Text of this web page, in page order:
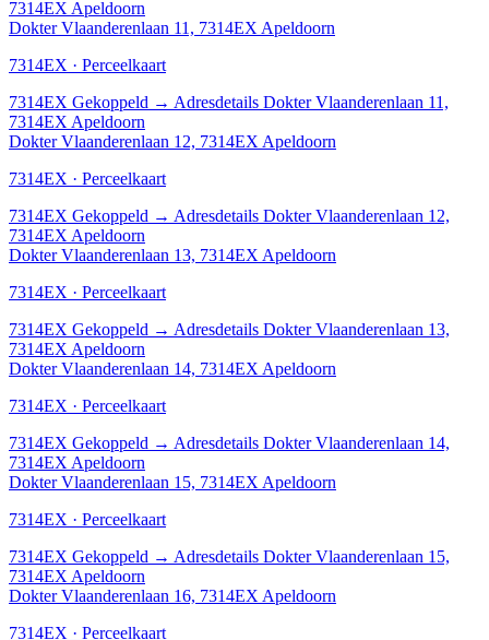
7314EX Apeldoorn
Dokter Vlaanderenlaan 11, 7314EX Apeldoorn
7314EX · Perceelkaart
7314EX Gekoppeld → Adresdetails Dokter Vlaanderenlaan 11,
7314EX Apeldoorn
Dokter Vlaanderenlaan 12, 7314EX Apeldoorn
7314EX · Perceelkaart
7314EX Gekoppeld → Adresdetails Dokter Vlaanderenlaan 12,
7314EX Apeldoorn
Dokter Vlaanderenlaan 13, 7314EX Apeldoorn
7314EX · Perceelkaart
7314EX Gekoppeld → Adresdetails Dokter Vlaanderenlaan 13,
7314EX Apeldoorn
Dokter Vlaanderenlaan 14, 7314EX Apeldoorn
7314EX · Perceelkaart
7314EX Gekoppeld → Adresdetails Dokter Vlaanderenlaan 14,
7314EX Apeldoorn
Dokter Vlaanderenlaan 15, 7314EX Apeldoorn
7314EX · Perceelkaart
7314EX Gekoppeld → Adresdetails Dokter Vlaanderenlaan 15,
7314EX Apeldoorn
Dokter Vlaanderenlaan 16, 7314EX Apeldoorn
7314EX · Perceelkaart